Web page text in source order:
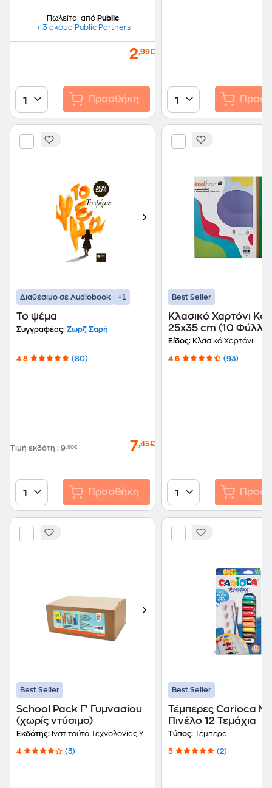
Πωλείται από Public
+ 3 ακόμα Public Partners
2,99€
1 Προσθήκη 1
Διαθέσιμο σε Audiobook +1
Το ψέμα
Συγγραφέας: Ζωρζ Σαρή
4.8 (80)
Τιμή εκδότη : 9,90€ 7,45€
1 Προσθήκη
Best Seller
Κλασικό Χαρτόνι
25x35 cm (10
Είδος: Κλασικό Χαρτόνι
4.6 (93)
1
Best Seller
School Pack Γ' Γυμνασίου
(χωρίς ντύσιμο)
Εκδότης: Ινστιτούτο Τεχνολογίας Υπολογιστών και Εκδόσεων Διόφαντος
4 (3)
Best Seller
Τέμπερες Carioca Με
Πινέλο 12 Τεμάχια
Τύπος: Τέμπερα
5 (2)